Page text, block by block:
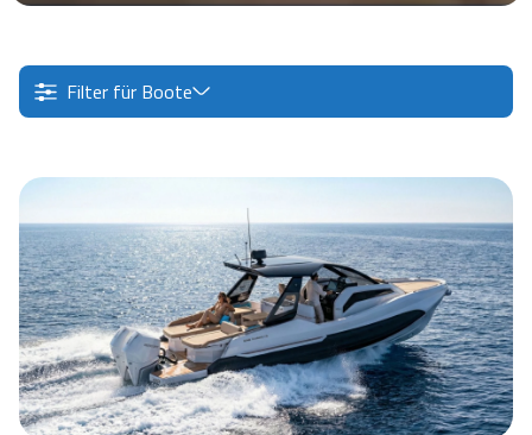
Filter für Boote